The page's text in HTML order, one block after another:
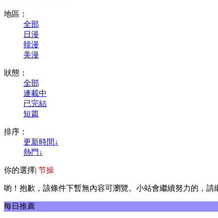
地區：
全部
日漫
韓漫
美漫
狀態：
全部
連載中
已完結
短篇
排序：
更新時間↓
熱門↓
你的選擇| 节操
喲！抱歉，該條件下暫無內容可瀏覽。小站會繼續努力的，請
每日推薦